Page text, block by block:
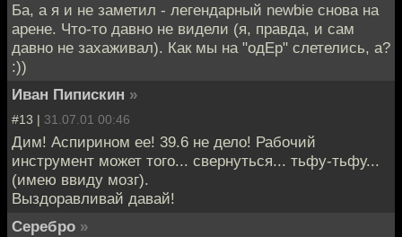
Ба, а я и не заметил - легендарный newbie снова на
арене. Что-то давно не видели (я, правда, и сам
давно не захаживал). Как мы на "одЕр" слетелись, а?
:))
Иван Пипискин »
#13 | 31.07.01 00:46
Дим! Аспирином ее! 39.6 не дело! Рабочий
инструмент может того... свернуться... тьфу-тьфу...
(имею ввиду мозг).
Выздоравливай давай!
Серебро »